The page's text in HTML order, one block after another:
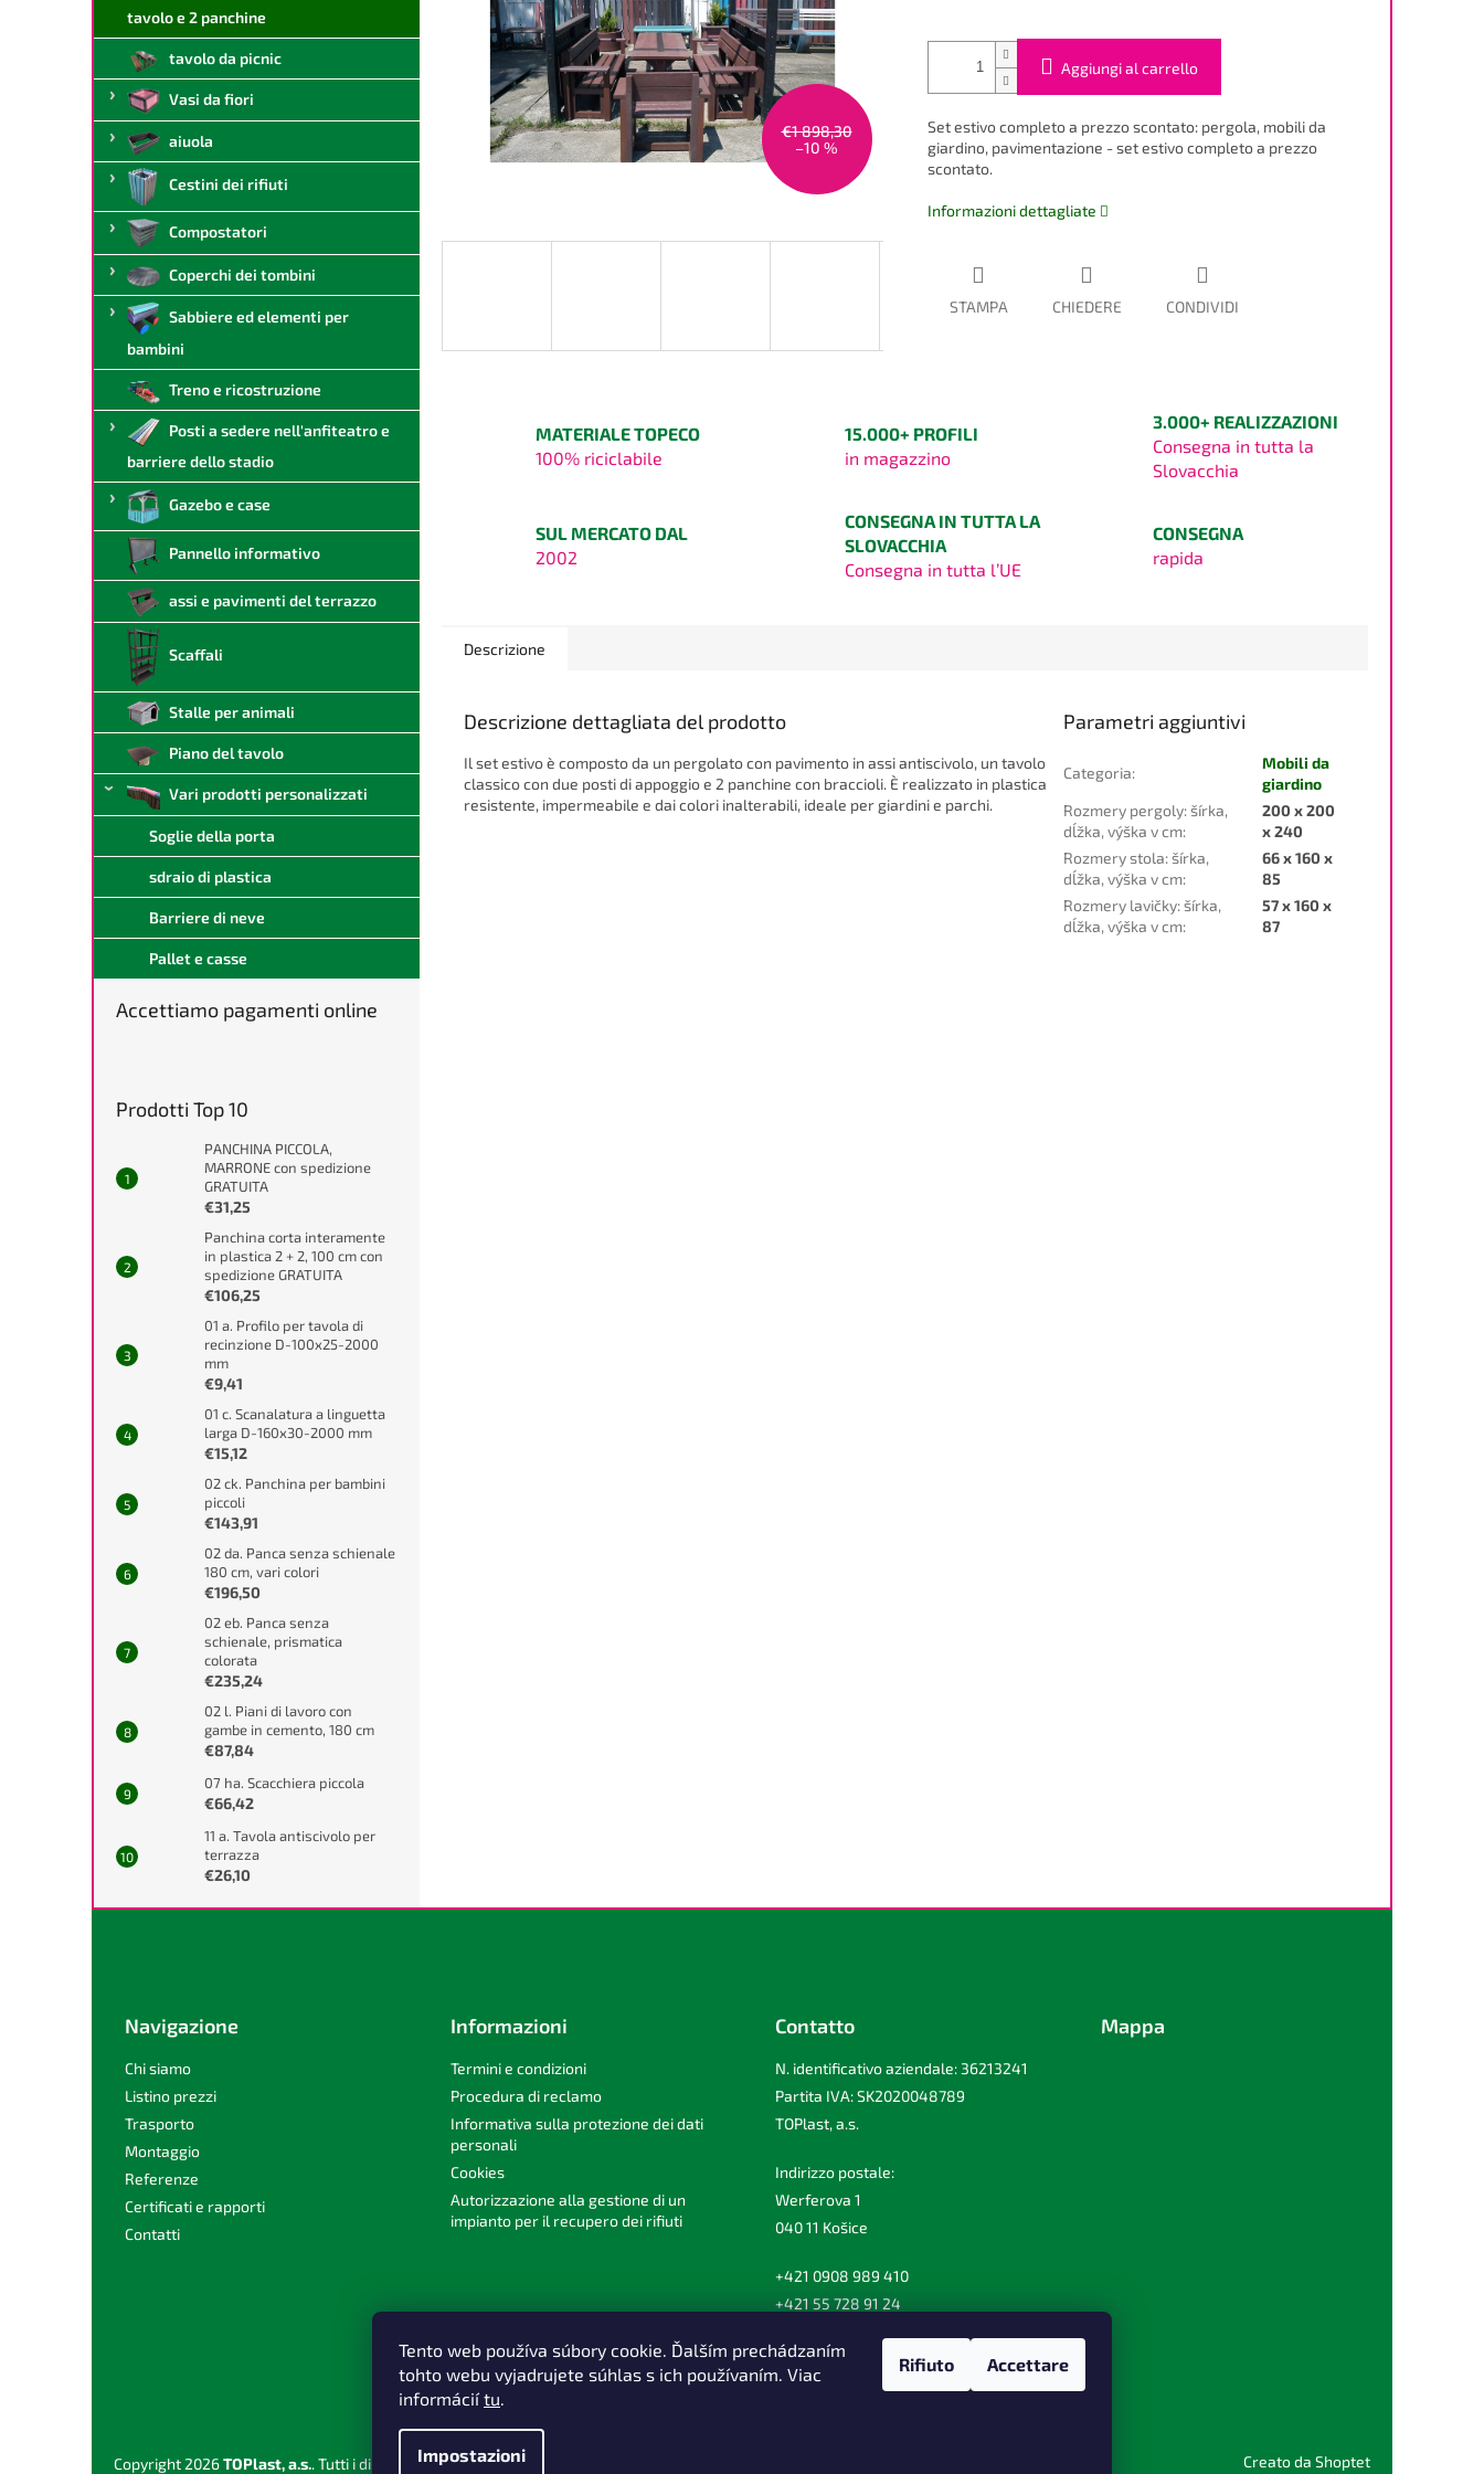
Tento web používa súbory cookie. Ďalším prechádzaním
tohto webu vyjadrujete súhlas s ich používaním. Viac
informáciítu.
Impostazioni
Rifiuto Accettare
l
tavolo e 2 panchine
tavolo da picnic
Vasi da fiori
aiuola
Cestini dei rifiuti
Compostatori
Coperchi dei tombini
Sabbiere ed elementi per
bambini
Treno e ricostruzione
Posti a sedere nell'anfiteatro e
barriere dello stadio
Gazebo e case
Pannello informativo
assi e pavimenti del terrazzo
Scaffali
Stalle per animali
Piano del tavolo
Vari prodotti personalizzati
Soglie della porta
sdraio di plastica
Barriere di neve
Pallet e casse
Accettiamo pagamenti online
Prodotti Top 10
PANCHINA PICCOLA,
MARRONE con spedizione
GRATUITA
€31,25
Panchina corta interamente
in plastica 2 + 2, 100 cm con
spedizione GRATUITA
€106,25
01 a. Profilo per tavola di
recinzione D-100x25-2000
mm
€9,41
01 c. Scanalatura a linguetta
larga D-160x30-2000 mm
€15,12
02 ck. Panchina per bambini
piccoli
€143,91
02 da. Panca senza schienale
180 cm, vari colori
€196,50
02 eb. Panca senza
schienale, prismatica
colorata
€235,24
02 l. Piani di lavoro con
gambe in cemento, 180 cm
€87,84
07 ha. Scacchiera piccola
€66,42
11 a. Tavola antiscivolo per
terrazza
€26,10
stelle.
€1 898,30
–10 %
Aggiungi al carrello
Set estivo completo a prezzo scontato: pergola, mobili da
giardino, pavimentazione - set estivo completo a prezzo
scontato.
Informazioni dettagliate
STAMPA CHIEDERE CONDIVIDI
MATERIALE TOPECO
100% riciclabile
15.000+ PROFILI
in magazzino
3.000+ REALIZZAZIONI
Consegna in tutta la
Slovacchia
SUL MERCATO DAL
2002
CONSEGNA IN TUTTA LA
SLOVACCHIA
Consegna in tutta l’UE
CONSEGNA
rapida
Descrizione
Descrizione dettagliata del prodotto
Il set estivo è composto da un pergolato con pavimento in assi antiscivolo, un tavolo
classico con due posti di appoggio e 2 panchine con braccioli. È realizzato in plastica
resistente, impermeabile e dai colori inalterabili, ideale per giardini e parchi.
Parametri aggiuntivi
Categoria:
Mobili da
giardino
Rozmery pergoly: šírka,
dĺžka, výška v cm:
200 x 200
x 240
Rozmery stola: šírka,
dĺžka, výška v cm:
66 x 160 x
85
Rozmery lavičky: šírka,
dĺžka, výška v cm:
57 x 160 x
87
Navigazione
Chi siamo
Listino prezzi
Trasporto
Montaggio
Referenze
Certificati e rapporti
Contatti
Informazioni
Termini e condizioni
Procedura di reclamo
Informativa sulla protezione dei dati
personali
Cookies
Autorizzazione alla gestione di un
impianto per il recupero dei rifiuti
Contatto
N. identificativo aziendale: 36213241
Partita IVA: SK2020048789
TOPlast, a.s.
Indirizzo postale:
Werferova 1
040 11 Košice
+421 0908 989 410
+421 55 728 91 24
Mappa
Creato da Shoptet
Copyright 2026TOPlast, a.s.. Tutti i diritti riservati.